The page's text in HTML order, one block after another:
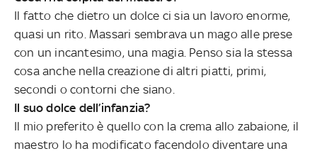
Il fatto che dietro un dolce ci sia un lavoro enorme,
quasi un rito. Massari sembrava un mago alle prese
con un incantesimo, una magia. Penso sia la stessa
cosa anche nella creazione di altri piatti, primi,
secondi o contorni che siano.
Il suo dolce dell’infanzia?
Il mio preferito è quello con la crema allo zabaione, il
maestro lo ha modificato facendolo diventare una